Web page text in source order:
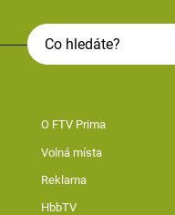
O FTV Prima
Volná místa
Reklama
HbbTV